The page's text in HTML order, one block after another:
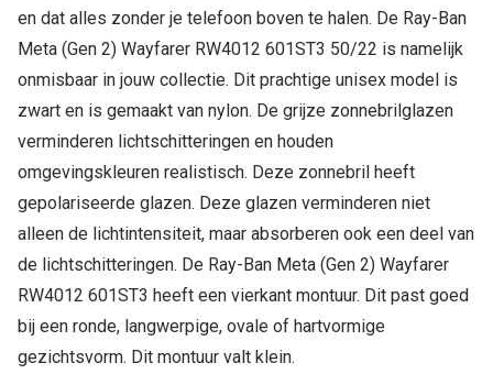
en dat alles zonder je telefoon boven te halen. De Ray-Ban
Meta (Gen 2) Wayfarer RW4012 601ST3 50/22 is namelijk
onmisbaar in jouw collectie. Dit prachtige unisex model is
zwart en is gemaakt van nylon. De grijze zonnebrilglazen
verminderen lichtschitteringen en houden
omgevingskleuren realistisch. Deze zonnebril heeft
gepolariseerde glazen. Deze glazen verminderen niet
alleen de lichtintensiteit, maar absorberen ook een deel van
de lichtschitteringen. De Ray-Ban Meta (Gen 2) Wayfarer
RW4012 601ST3 heeft een vierkant montuur. Dit past goed
bij een ronde, langwerpige, ovale of hartvormige
gezichtsvorm. Dit montuur valt klein.